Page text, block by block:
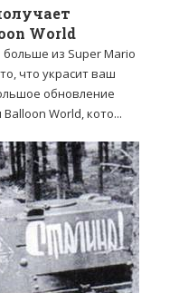
World
из Super Mario
что украсит ваш
обновление
World, кото...